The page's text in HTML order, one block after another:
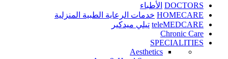
DOCTORS الأطباء
HOMECARE خدمات الرعاية الطبية المنزلية
teleMEDCARE تيلي ميدكير
Chronic Care
SPECIALITIES
Aesthetics